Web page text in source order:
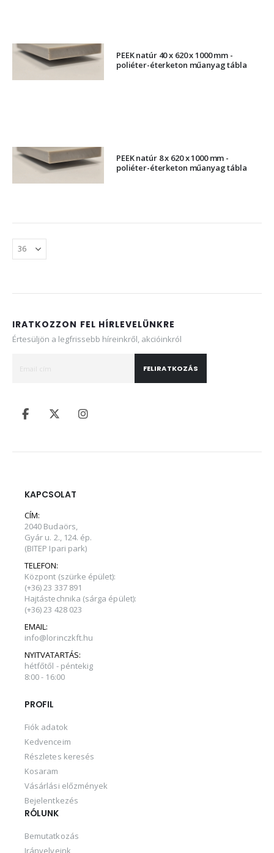
PEEK natúr 40 x 620 x 1000 mm -
poliéter-éterketon műanyag tábla
PEEK natúr 8 x 620 x 1000 mm -
poliéter-éterketon műanyag tábla
IRATKOZZON FEL HÍRLEVELÜNKRE
Értesüljön a legfrissebb híreinkről, akcióinkról
FELIRATKOZÁS
KAPCSOLAT
CÍM:
2040 Budaörs,
Gyár u. 2., 124. ép.
(BITEP Ipari park)
TELEFON:
Központ (szürke épület):
(+36) 23 337 891
Hajtástechnika (sárga épület):
(+36) 23 428 023
EMAIL:
info@lorinczkft.hu
NYITVATARTÁS:
hétfőtől - péntekig
8:00 - 16:00
PROFIL
Fiók adatok
Kedvenceim
Részletes keresés
Kosaram
Vásárlási előzmények
Bejelentkezés
RÓLUNK
Bemutatkozás
Irányelveink